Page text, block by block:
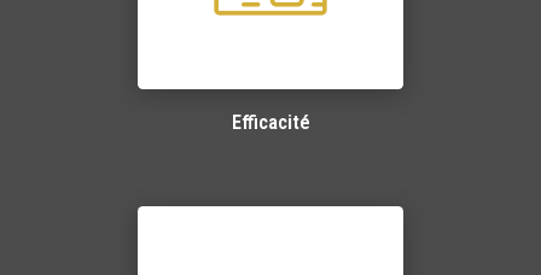
Efficacité